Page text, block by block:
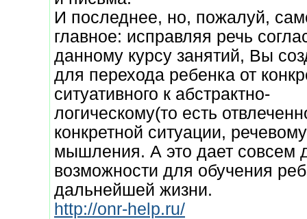
И последнее, но, пожалуй,
главное: исправляя речь
данному курсу занятий, Вы
для перехода ребенка от
ситуативного к абстрактно-
логическому(то есть
конкретной ситуации,
мышления. А это дает совсем
возможности для обучения
дальнейшей жизни.
http://onr-help.ru/